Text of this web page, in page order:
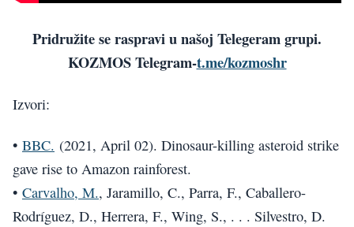
Pridružite se raspravi u našoj Telegeram grupi.
KOZMOS Telegram-t.me/kozmoshr
Izvori:
• BBC. (2021, April 02). Dinosaur-killing asteroid strike
gave rise to Amazon rainforest.
• Carvalho, M., Jaramillo, C., Parra, F., Caballero-
Rodríguez, D., Herrera, F., Wing, S., . . . Silvestro, D.